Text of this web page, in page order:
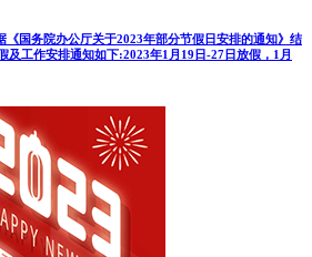
《国务院办公厅关于2023年部分节假日安排的通知》结
及工作安排通知如下:2023年1月19日-27日放假，1月